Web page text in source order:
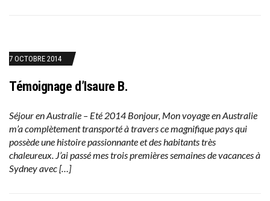
7 OCTOBRE 2014
Témoignage d’Isaure B.
Séjour en Australie – Eté 2014 Bonjour, Mon voyage en Australie
m’a complètement transporté à travers ce magnifique pays qui
possède une histoire passionnante et des habitants très
chaleureux. J’ai passé mes trois premières semaines de vacances à
Sydney avec […]